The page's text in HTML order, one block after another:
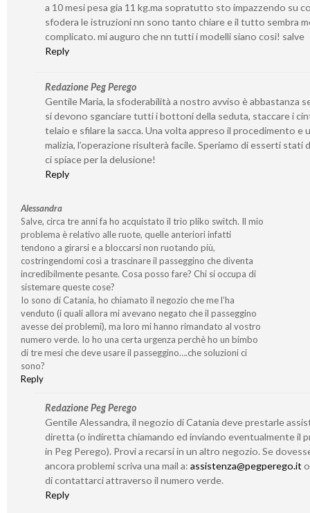
a 10 mesi pesa gia 11 kg.ma sopratutto sto impazzendo su
sfodera le istruzioni nn sono tanto chiare e il tutto sembra
complicato. mi auguro che nn tutti i modelli siano cosi! salve
Reply
Redazione Peg Perego
Gentile Maria, la sfoderabilità a nostro avviso è abbastanza
si devono sganciare tutti i bottoni della seduta, staccare i
telaio e sfilare la sacca. Una volta appreso il procedimento e
malizia, l’operazione risulterà facile. Speriamo di esserti stati
ci spiace per la delusione!
Reply
Alessandra
Salve, circa tre anni fa ho acquistato il trio pliko switch. Il mio
problema è relativo alle ruote, quelle anteriori infatti
tendono a girarsi e a bloccarsi non ruotando più,
costringendomi così a trascinare il passeggino che diventa
incredibilmente pesante. Cosa posso fare? Chi si occupa di
sistemare queste cose?
Io sono di Catania, ho chiamato il negozio che me l’ha
venduto (i quali allora mi avevano negato che il passeggino
avesse dei problemi), ma loro mi hanno rimandato al vostro
numero verde. Io ho una certa urgenza perchè ho un bimbo
di tre mesi che deve usare il passeggino….che soluzioni ci
sono?
Reply
Redazione Peg Perego
Gentile Alessandra, il negozio di Catania deve prestarle
diretta (o indiretta chiamando ed inviando eventualmente il
in Peg Perego). Provi a recarsi in un altro negozio. Se
ancora problemi scriva una mail a: assistenza@pegperego.ito
di contattarci attraverso il numero verde.
Reply